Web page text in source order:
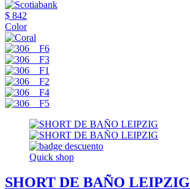
$ 842
Color
Quick shop
SHORT DE BAÑO LEIPZIG